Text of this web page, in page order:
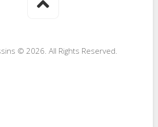
© 2026. All Rights Reserved.